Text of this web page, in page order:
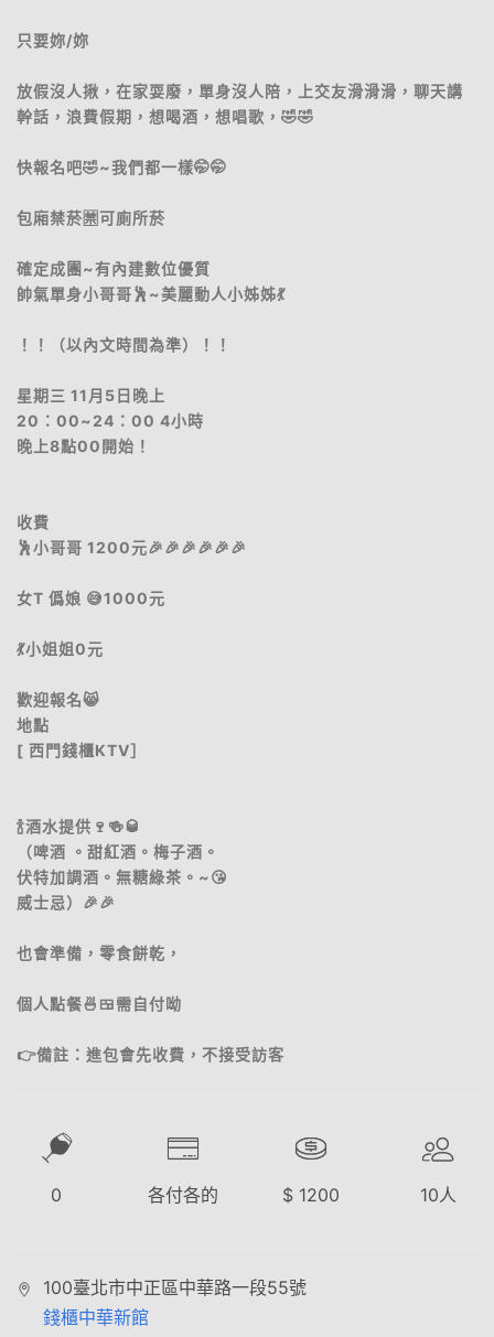
只要妳/妳
放假沒人揪，在家耍廢，單身沒人陪，上交友滑滑滑，聊天講
幹話，浪費假期，想喝酒，想唱歌，🤣🤣
快報名吧🤣~我們都一樣🤭🤭
包廂禁菸🈲️可廁所菸
確定成團~有內建數位優質
帥氣單身小哥哥🕺~美麗動人小姊姊💃
！！（以內文時間為準）！！
星期三 11月5日晚上
20：00~24：00 4小時
晚上8點00開始！
收費
🕺小哥哥 1200元🎉🎉🎉🎉🎉🎉
女T 僞娘 😅1000元
💃小姐姐0元
歡迎報名😸
地點
[ 西門錢櫃KTV］
🍾酒水提供🍷🍻🥃
（啤酒 。甜紅酒。梅子酒。
伏特加調酒。無糖綠茶。~😘
威士忌）🎉🎉
也會準備，零食餅乾，
個人點餐🍜🍱需自付呦
👉備註：進包會先收費，不接受訪客
0 各付各的 $ 1200 10人
100臺北市中正區中華路一段55號
錢櫃中華新館